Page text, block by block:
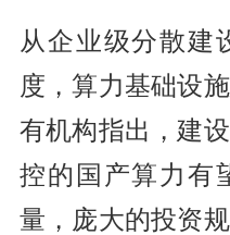
从企业级分散建
度，算力基础设
有机构指出，建
控的国产算力有
量，庞大的投资